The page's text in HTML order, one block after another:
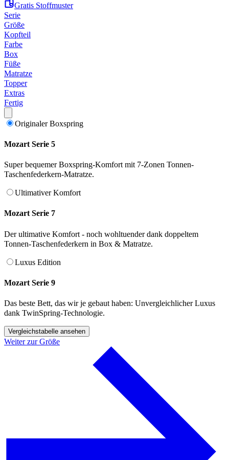
Gratis Stoffmuster
Serie
Größe
Kopfteil
Farbe
Box
Füße
Matratze
Topper
Extras
Fertig
Originaler Boxspring
Mozart Serie 5
Super bequemer Boxspring-Komfort mit 7-Zonen Tonnen-
Taschenfederkern-Matratze.
Ultimativer Komfort
Mozart Serie 7
Der ultimative Komfort - noch wohltuender dank doppeltem
Tonnen-Taschenfederkern in Box & Matratze.
Luxus Edition
Mozart Serie 9
Das beste Bett, das wir je gebaut haben: Unvergleichlicher Luxus
dank TwinSpring-Technologie.
Vergleichstabelle ansehen
Weiter zur Größe